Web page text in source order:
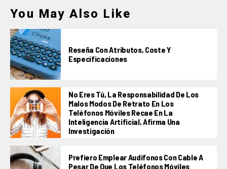
You May Also Like
Reseña Con Atributos, Coste Y
Especificaciones
No Eres Tú, La Responsabilidad De Los
Malos Modos De Retrato En Los
Teléfonos Móviles Recae En La
Inteligencia Artificial, Afirma Una
Investigación
Prefiero Emplear Audífonos Con Cable A
Pesar De Que Los Teléfonos Móviles